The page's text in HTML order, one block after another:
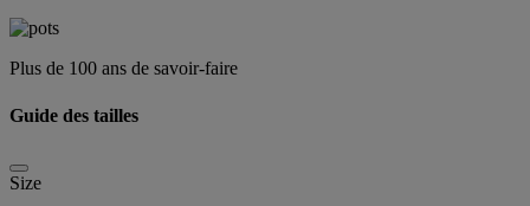
Plus de 100 ans de savoir-faire
Guide des tailles
Size